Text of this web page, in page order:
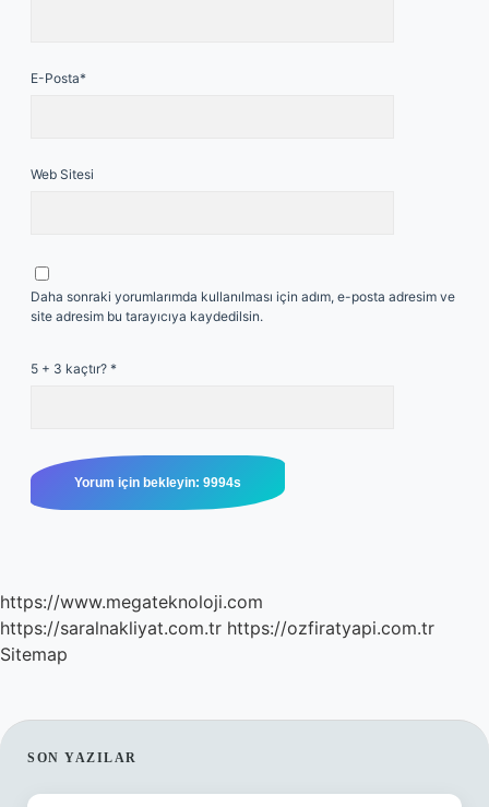
E-Posta*
Web Sitesi
Daha sonraki yorumlarımda kullanılması için adım, e-posta adresim ve
site adresim bu tarayıcıya kaydedilsin.
5 + 3 kaçtır? *
https://www.megateknoloji.com
https://saralnakliyat.com.tr https://ozfiratyapi.com.tr
Sitemap
SIDEBAR
SON YAZILAR